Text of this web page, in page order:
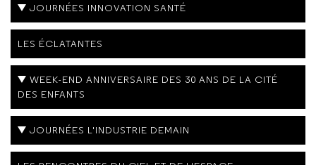
JOURNÉES INNOVATION SANTÉ
LES ÉCLATANTES
WEEK-END ANNIVERSAIRE DES 30 ANS DE LA CITÉ
DES ENFANTS
JOURNÉES L'INDUSTRIE DEMAIN